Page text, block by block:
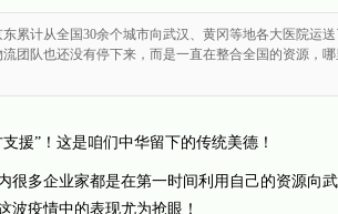
累计从全国30余个城市向武汉、黄冈等地各大医院运
团队也还没有停下来，而是一直在整合全国的资源，
援”！这是咱们中华留下的传统美德！
很多企业家都是在第一时间利用自己的资源向武
波疫情中的表现尤为抢眼！